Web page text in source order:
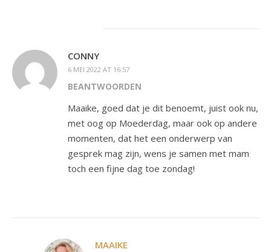
CONNY
6 MEI 2022 AT 16:57
BEANTWOORDEN
Maaike, goed dat je dit benoemt, juist ook nu,
met oog op Moederdag, maar ook op andere
momenten, dat het een onderwerp van
gesprek mag zijn, wens je samen met mam
toch een fijne dag toe zondag!
MAAIKE